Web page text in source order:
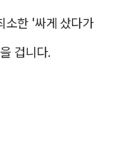
소한 '싸게 샀다가
겁니다.